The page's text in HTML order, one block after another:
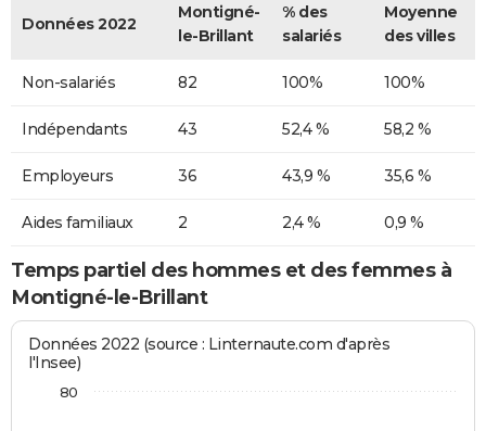
Données 2022
Montigné-
le-Brillant
% des
salariés
Moyenne
des villes
Non-salariés 82 100% 100%
Indépendants 43 52,4 % 58,2 %
Employeurs 36 43,9 % 35,6 %
Aides familiaux 2 2,4 % 0,9 %
Temps partiel des hommes et des femmes à
Montigné-le-Brillant
Données 2022 (source : Linternaute.com d'après
l'Insee)
80